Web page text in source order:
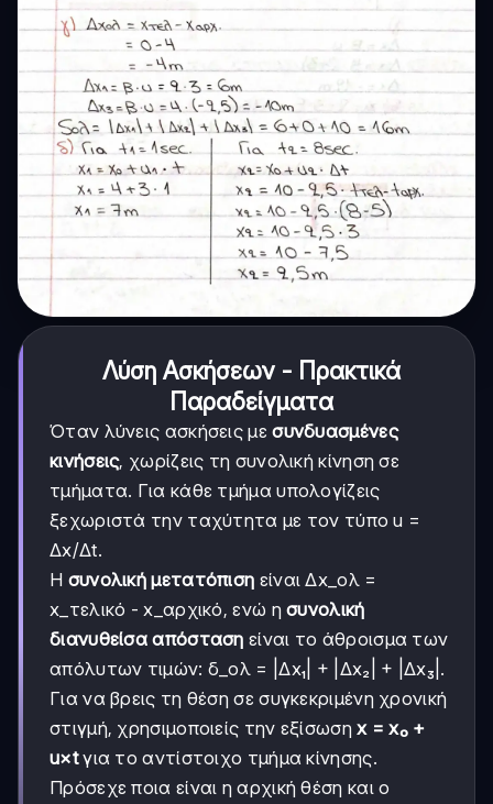
Λύση Ασκήσεων - Πρακτικά
Παραδείγματα
Όταν λύνεις ασκήσεις μεσυνδυασμένες
κινήσεις, χωρίζεις τη συνολική κίνηση σε
τμήματα. Για κάθε τμήμα υπολογίζεις
ξεχωριστά την ταχύτητα με τον τύπο u =
Δx/Δt.
Η συνολική μετατόπιση είναι Δx_ολ =
x_τελικό - x_αρχικό, ενώ ησυνολική
διανυθείσα απόσταση είναι το άθροισμα των
απόλυτων τιμών: δ_ολ = |Δx₁| + |Δx₂| + |Δx₃|.
Για να βρεις τη θέση σε συγκεκριμένη χρονική
στιγμή, χρησιμοποιείς την εξίσωσηx = x₀ +
u×tγια το αντίστοιχο τμήμα κίνησης.
Πρόσεχε ποια είναι η αρχική θέση και ο